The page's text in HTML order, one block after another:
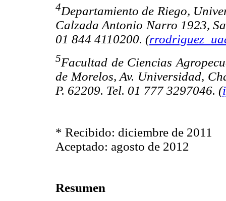
4Departamiento de Riego,
Calzada Antonio Narro 1923,
01 844 4110200. (
5Facultad de Ciencias
de Morelos, Av. Universidad,
P. 62209. Tel. 01 777 3297046. (
* Recibido: diciembre de 2011
Aceptado: agosto de 2012
Resumen